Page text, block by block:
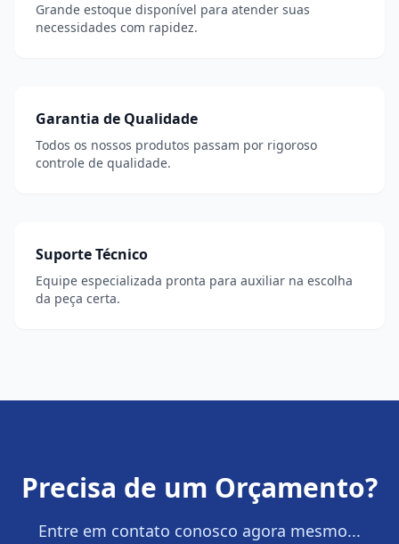
Grande estoque disponível para atender suas
necessidades com rapidez.
Garantia de Qualidade
Todos os nossos produtos passam por rigoroso
controle de qualidade.
Suporte Técnico
Equipe especializada pronta para auxiliar na escolha
da peça certa.
Precisa de um Orçamento?
Entre em contato conosco agora mesmo...